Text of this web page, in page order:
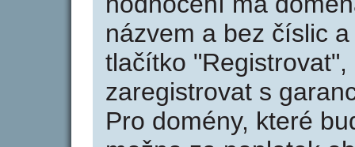
názvem a bez číslic
tlačítko
zaregistrovat s
Pro domény, které